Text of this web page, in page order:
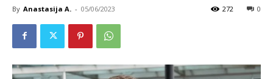
By Anastasija A. - 05/06/2023 0
272